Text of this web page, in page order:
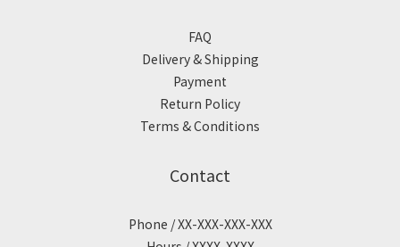
FAQ
Delivery & Shipping
Payment
Return Policy
Terms & Conditions
Contact
Phone / XX-XXX-XXX-XXX